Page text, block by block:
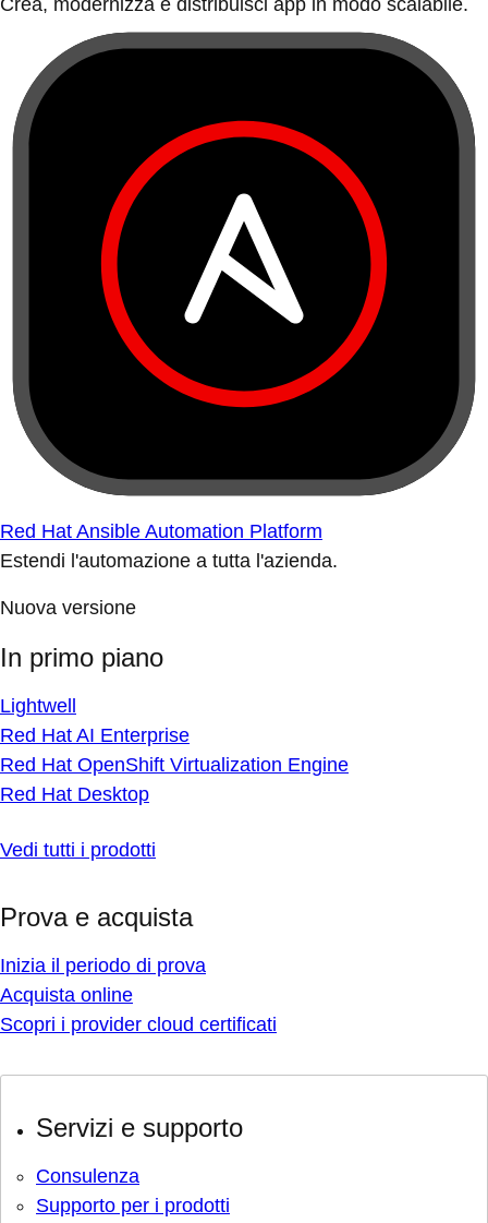
Crea, modernizza e distribuisci app in modo scalabile.
Red Hat Ansible Automation Platform
Estendi l'automazione a tutta l'azienda.
Nuova versione
In primo piano
Lightwell
Red Hat AI Enterprise
Red Hat OpenShift Virtualization Engine
Red Hat Desktop
Vedi tutti i prodotti
Prova e acquista
Inizia il periodo di prova
Acquista online
Scopri i provider cloud certificati
Servizi e supporto
Consulenza
Supporto per i prodotti